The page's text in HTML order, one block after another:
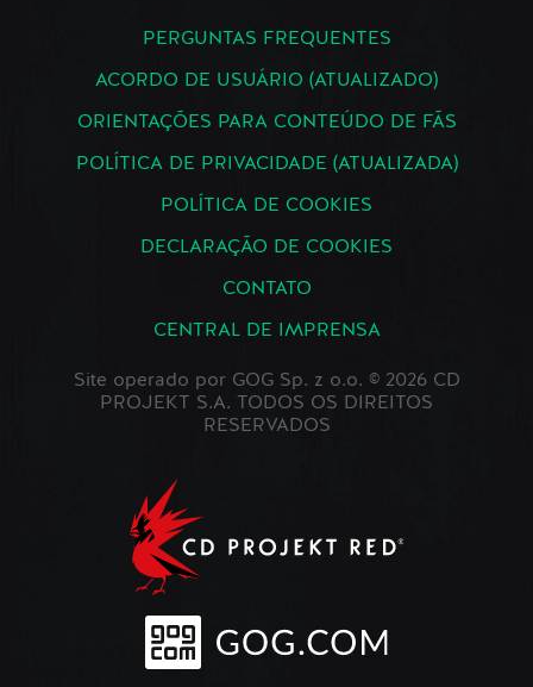
PERGUNTAS FREQUENTES
ACORDO DE USUÁRIO (ATUALIZADO)
ORIENTAÇÕES PARA CONTEÚDO DE FÃS
POLÍTICA DE PRIVACIDADE (ATUALIZADA)
POLÍTICA DE COOKIES
DECLARAÇÃO DE COOKIES
CONTATO
CENTRAL DE IMPRENSA
Site operado por GOG Sp. z o.o. © 2026 CD
PROJEKT S.A. TODOS OS DIREITOS
RESERVADOS